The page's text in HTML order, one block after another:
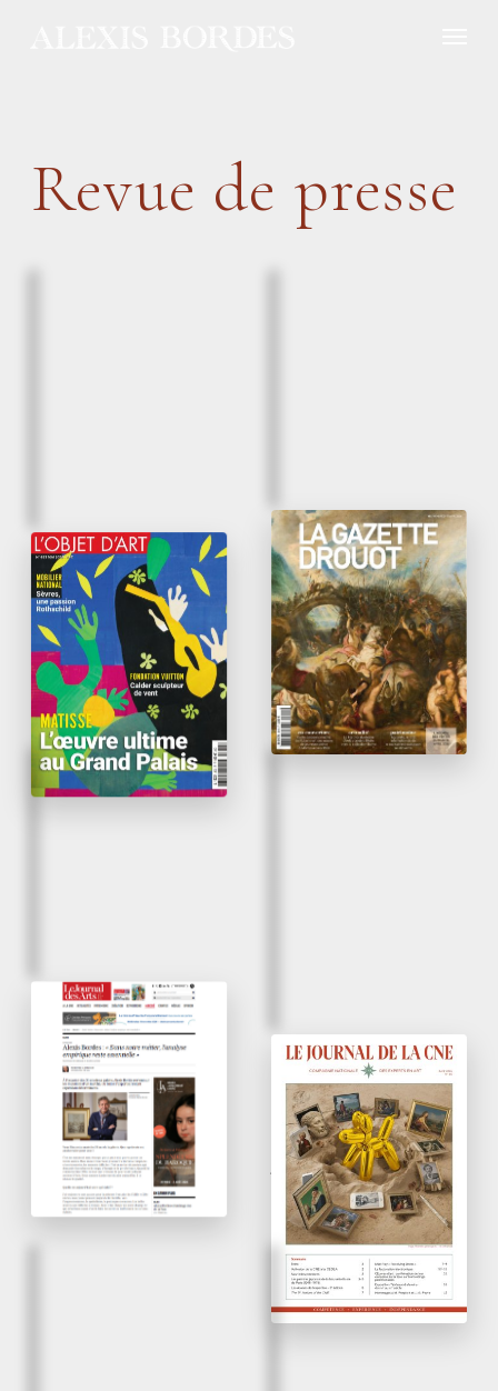
Revue de presse
Mai 2026
L’œil d’Alexis Bordes
L’Objet d’Art
Avril 2026
En galerie : tableaux et
dessins du XVIeau
XXsiècle chez Bordes
La Gazette Drouot
Avril 2026
Dans notre métier,
l’analyse empirique
reste essentielle»
Le Journal des Arts
Avril 2026
Tableaux & dessins du
XVIeau XXesiècle
Journal de la CNE